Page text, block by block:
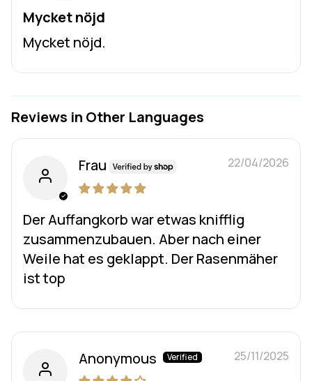
Mycket nöjd
Mycket nöjd.
Reviews in Other Languages
22/04/2026
Frau
Der Auffangkorb war etwas knifflig
zusammenzubauen. Aber nach einer
Weile hat es geklappt. Der Rasenmäher
ist top
25/11/2025
Anonymous